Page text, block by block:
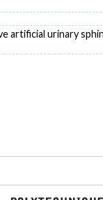
artificial urinary